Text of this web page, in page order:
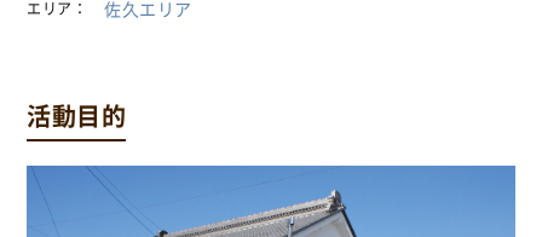
エリア 佐久エリア
活動目的